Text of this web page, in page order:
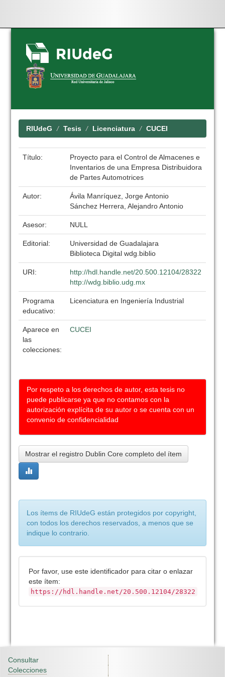
Skip
navigation
RIUdeG Tesis Licenciatura CUCEI
Título:
Proyecto para el Control de Almacenes e
Inventarios de una Empresa Distribuidora
de Partes Automotrices
Autor:
Ávila Manríquez, Jorge Antonio
Sánchez Herrera, Alejandro Antonio
Asesor: NULL
Editorial:
Universidad de Guadalajara
Biblioteca Digital wdg.biblio
URI:
http://hdl.handle.net/20.500.12104/28322
http://wdg.biblio.udg.mx
Programa
educativo:
Licenciatura en Ingeniería Industrial
Aparece en
las
colecciones:
CUCEI
Por respeto a los derechos de autor, esta tesis no
puede publicarse ya que no contamos con la
autorización explícita de su autor o se cuenta con un
convenio de confidencialidad
Mostrar el registro Dublin Core completo del ítem
Los ítems de RIUdeG están protegidos por copyright,
con todos los derechos reservados, a menos que se
indique lo contrario.
Por favor, use este identificador para citar o enlazar
este ítem:
https://hdl.handle.net/20.500.12104/28322
Consultar
Colecciones